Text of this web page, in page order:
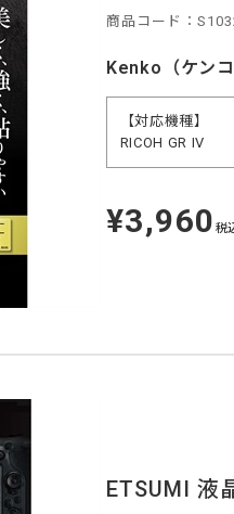
商品コード：
Kenko（ケン
【対応機種】
RICOH GR IV
定
価
¥3,960 税
ETSUMI 液